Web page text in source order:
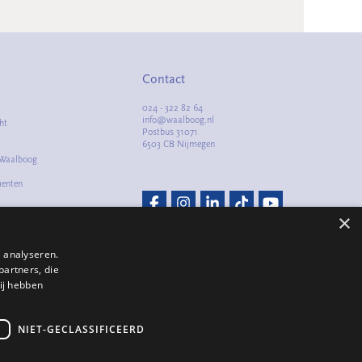
Contact
024 - 322 82 64
info@waalboog.nl
Postbus 31071
6503 CB Nijmegen
×
die
hebben
NIET-GECLASSIFICEERD